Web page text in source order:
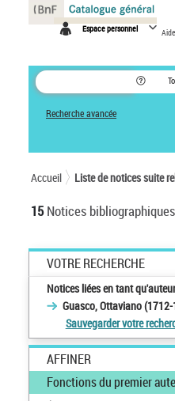
Espace personnel Aide
Recherche avancée
Accueil Liste de notices suite
15Notices bibliographiques
VOTRE RECHERCHE
Notices liées en tant
Guasco, Ottaviano
Sauvegarder votre
AFFINER
Fonctions du premier
Panneau de gestion des cookies